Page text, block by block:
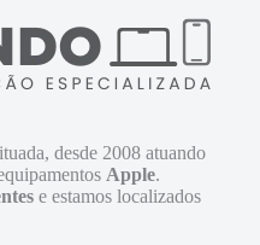
desde 2008 atuando
Apple.
e estamos localizados